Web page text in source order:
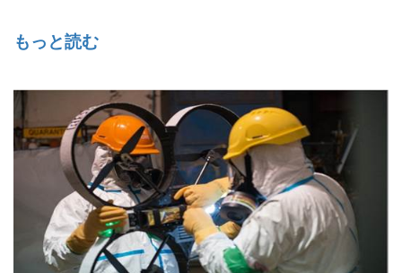
もっと読む